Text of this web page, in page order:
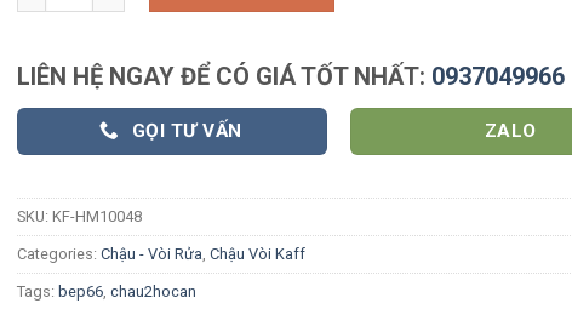
LIÊN HỆ NGAY ĐỂ CÓ GIÁ TỐT NHẤT: 0937049966
GỌI TƯ VẤN ZALO
SKU: KF-HM10048
Categories: Chậu - Vòi Rửa Chậu Vòi Kaff
Tags: bep66 chau2hocan